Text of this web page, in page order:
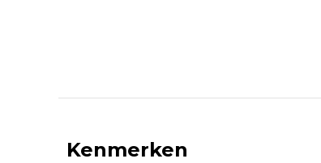
Kenmerken